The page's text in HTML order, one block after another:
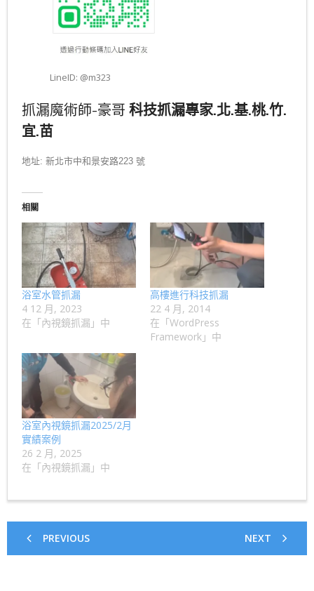
LineID: @m323
抓漏魔術師-豪哥 科技抓漏專家.北.基.桃.竹.
宜.苗
地址: 新北市中和景安路223 號
相關
浴室水管抓漏
4 12 月, 2023
在「內視鏡抓漏」中
高樓進行科技抓漏
22 4 月, 2014
在「WordPress
Framework」中
浴室內視鏡抓漏2025/2月
實績案例
26 2 月, 2025
在「內視鏡抓漏」中
PREVIOUS NEXT